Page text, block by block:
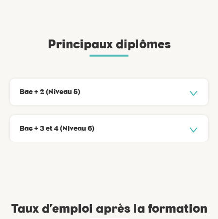
Principaux diplômes
Bac + 2 (Niveau 5)
Bac + 3 et 4 (Niveau 6)
Taux d’emploi après la formation